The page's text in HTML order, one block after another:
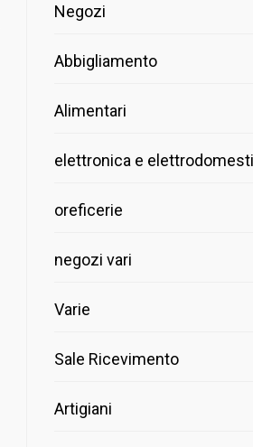
Negozi
Abbigliamento
Alimentari
elettronica e
oreficerie
negozi vari
Varie
Sale Ricevimento
Artigiani